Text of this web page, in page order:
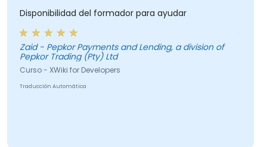
Disponibilidad del formador para ayudar
Zaid - Pepkor Payments and Lending, a division of
Pepkor Trading (Pty) Ltd
Curso - XWiki for Developers
Traducción Automática